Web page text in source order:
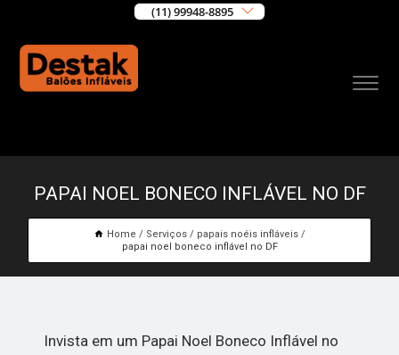
(11) 99948-8895
PAPAI NOEL BONECO INFLÁVEL NO DF
Home Serviços
papais noéis infláveis
papai noel boneco inflável no DF
Invista em um Papai Noel Boneco Inflável no